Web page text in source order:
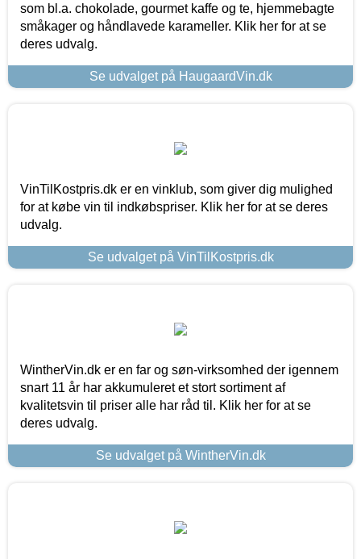
som bl.a. chokolade, gourmet kaffe og te, hjemmebagte
småkager og håndlavede karameller. Klik her for at se
deres udvalg.
Se udvalget på HaugaardVin.dk
VinTilKostpris.dk er en vinklub, som giver dig mulighed
for at købe vin til indkøbspriser. Klik her for at se deres
udvalg.
Se udvalget på VinTilKostpris.dk
WintherVin.dk er en far og søn-virksomhed der igennem
snart 11 år har akkumuleret et stort sortiment af
kvalitetsvin til priser alle har råd til. Klik her for at se
deres udvalg.
Se udvalget på WintherVin.dk